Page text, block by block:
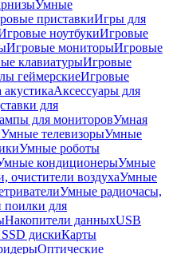
Умные
приставкиИгры для
ноутбукиИгровые
Игровые мониторыИгровые
клавиатурыИгровые
геймерскиеИгровые
Аксессуары для
для
для мониторовУмная
Умные телевизорыУмные
Умные роботы
кондиционерыУмные
очистители воздухаУмные
Умные радиочасы,
для
Накопители данныхUSB
дискиКарты
Оптические